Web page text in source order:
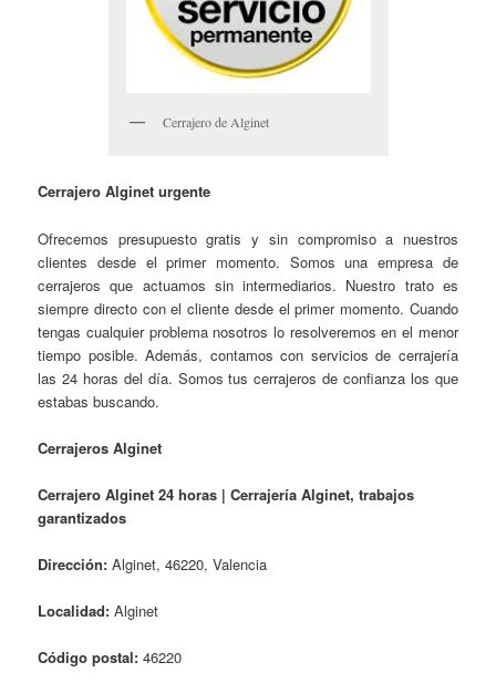
Cerrajero de Alginet
Cerrajero Alginet urgente
Ofrecemos presupuesto gratis y sin compromiso a nuestros
clientes desde el primer momento. Somos una empresa de
cerrajeros que actuamos sin intermediarios. Nuestro trato es
siempre directo con el cliente desde el primer momento. Cuando
tengas cualquier problema nosotros lo resolveremos en el menor
tiempo posible. Además, contamos con servicios de cerrajería
las 24 horas del día. Somos tus cerrajeros de confianza los que
estabas buscando.
Cerrajeros Alginet
Cerrajero Alginet 24 horas | Cerrajería Alginet, trabajos
garantizados
Dirección: Alginet, 46220, Valencia
Localidad: Alginet
Código postal: 46220